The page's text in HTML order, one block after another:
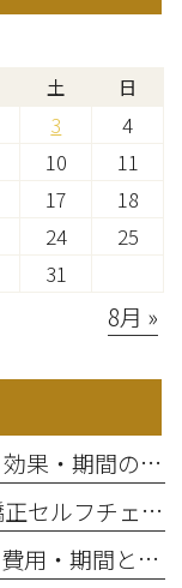
土 日
3
4
10
11
17
18
24
25
31
8月 »
ホワイトニングはどっち？費用・効果・期間の違いから選び方を解説
30代で悩む歯並び｜鏡でできる矯正セルフチェックと将来のリスク
前歯矯正のよくある質問・Q&A｜費用・期間と部分矯正の適応を解説